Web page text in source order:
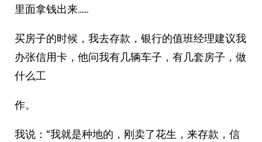
里面拿钱出来……
买房子的时候，我去存款，银行的值班经理建议我
办张信用卡，他问我有几辆车子，有几套房子，做
什么工
作。
我说：“我就是种地的，刚卖了花生，来存款，信